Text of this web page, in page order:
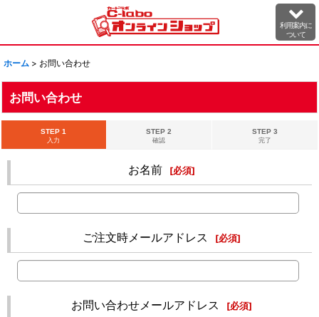
利用案内に
ついて
ホーム > お問い合わせ
お問い合わせ
STEP 1
入力
STEP 2
確認
STEP 3
完了
お名前 [必須]
ご注文時メールアドレス [必須]
お問い合わせメールアドレス [必須]